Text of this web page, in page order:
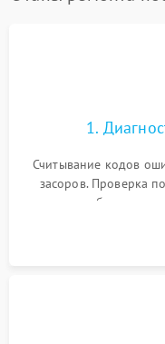
Проблемы с
1.
Считывание кодов
засоров. Проверка
жалоб на
разбрызгивателей